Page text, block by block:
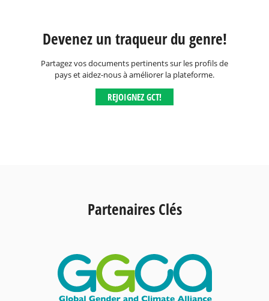
Devenez un traqueur du genre!
Partagez vos documents pertinents sur les profils de
pays et aidez-nous à améliorer la plateforme.
REJOIGNEZ GCT!
Partenaires Clés